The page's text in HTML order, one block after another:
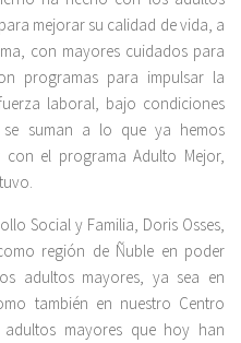
mejorar su calidad de vida, a
con mayores cuidados para
programas para impulsar la
laboral, bajo condiciones
se suman a lo que ya hemos
el programa Adulto Mejor,
Social y Familia, Doris Osses,
región de Ñuble en poder
adultos mayores, ya sea en
también en nuestro Centro
adultos mayores que hoy han